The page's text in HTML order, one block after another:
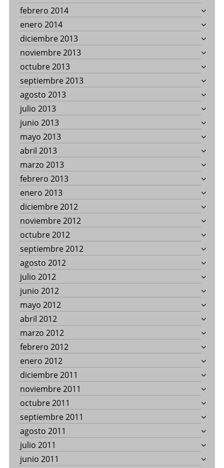
febrero 2014
enero 2014
diciembre 2013
noviembre 2013
octubre 2013
septiembre 2013
agosto 2013
julio 2013
junio 2013
mayo 2013
abril 2013
marzo 2013
febrero 2013
enero 2013
diciembre 2012
noviembre 2012
octubre 2012
septiembre 2012
agosto 2012
julio 2012
junio 2012
mayo 2012
abril 2012
marzo 2012
febrero 2012
enero 2012
diciembre 2011
noviembre 2011
octubre 2011
septiembre 2011
agosto 2011
julio 2011
junio 2011